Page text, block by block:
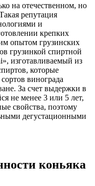
на отечественном, но
репутация
и
крепких
опытом грузинских
грузинкой спиртной
изготавливаемый из
которые
винограда
За счет выдержки в
не менее 3 или 5 лет,
свойства, поэтому
дегустационными
коньяка